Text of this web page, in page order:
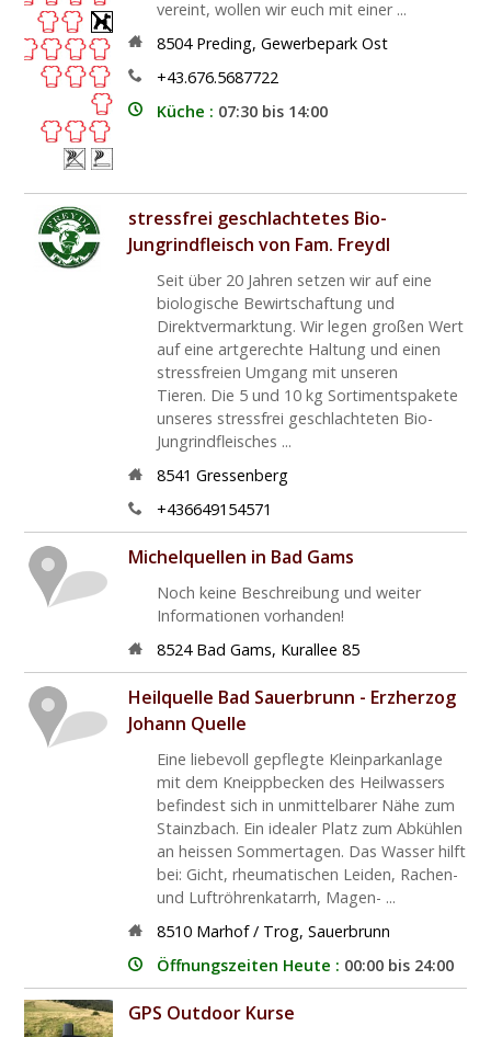
vereint, wollen wir euch mit einer ...
8504 Preding, Gewerbepark Ost
+43.676.5687722
Küche : 07:30 bis 14:00
stressfrei geschlachtetes Bio-
Jungrindfleisch von Fam. Freydl
Seit über 20 Jahren setzen wir auf eine
biologische Bewirtschaftung und
Direktvermarktung. Wir legen großen Wert
auf eine artgerechte Haltung und einen
stressfreien Umgang mit unseren
Tieren. Die 5 und 10 kg Sortimentspakete
unseres stressfrei geschlachteten Bio-
Jungrindfleisches ...
8541 Gressenberg
+436649154571
Michelquellen in Bad Gams
Noch keine Beschreibung und weiter
Informationen vorhanden!
8524 Bad Gams, Kurallee 85
Heilquelle Bad Sauerbrunn - Erzherzog
Johann Quelle
Eine liebevoll gepflegte Kleinparkanlage
mit dem Kneippbecken des Heilwassers
befindest sich in unmittelbarer Nähe zum
Stainzbach. Ein idealer Platz zum Abkühlen
an heissen Sommertagen. Das Wasser hilft
bei: Gicht, rheumatischen Leiden, Rachen-
und Luftröhrenkatarrh, Magen- ...
8510 Marhof / Trog, Sauerbrunn
Öffnungszeiten Heute : 00:00 bis 24:00
GPS Outdoor Kurse